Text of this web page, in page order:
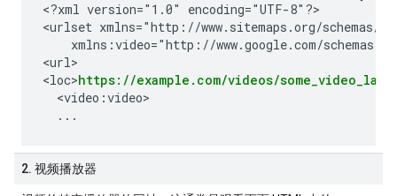
<?xml version="1.0" encoding="UTF-8"?>
<urlset xmlns="http://www.sitemaps.org/schemas/
xmlns:video="http://www.google.com/schemas/
<url>
<loc>https://example.com/videos/
  <video:video>
2. 视频播放器